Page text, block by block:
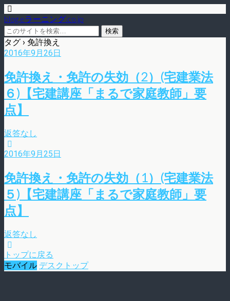
blog.eラーニング.co.jp
タグ › 免許換え
2016年9月26日
免許換え・免許の失効（2）(宅建業法
６)【宅建講座「まるで家庭教師」要
点】
返答なし
2016年9月25日
免許換え・免許の失効（1）(宅建業法
５)【宅建講座「まるで家庭教師」要
点】
返答なし
トップに戻る
モバイル デスクトップ